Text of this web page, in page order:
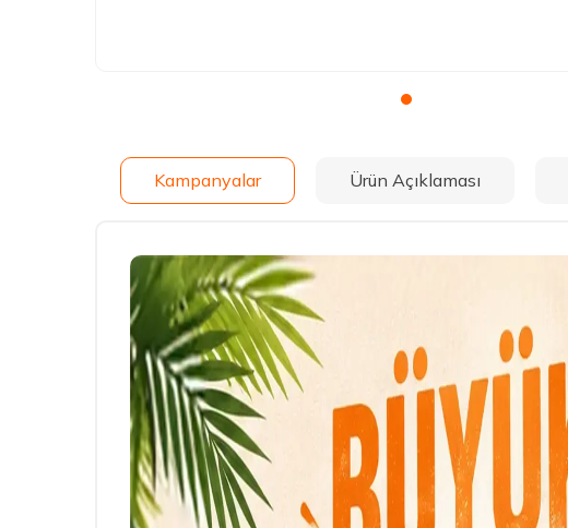
Kampanyalar Ürün Açıklaması